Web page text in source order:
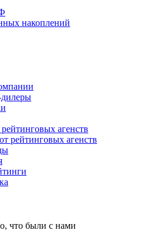
накоплений
агенств
рейтинговых агенств
что были с нами